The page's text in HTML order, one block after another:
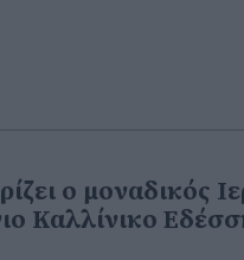
ο μοναδικός
Καλλίνικο